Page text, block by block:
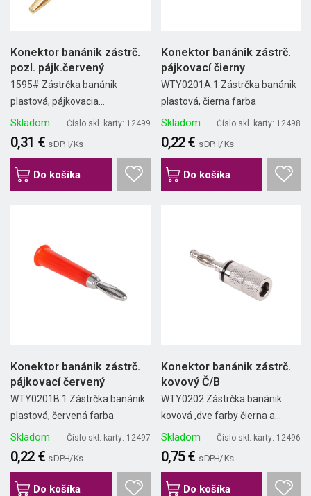
Konektor banánik zástrč.
pozl. pájk.červený
1595# Zástrčka banánik
plastová, pájkovacia...
Skladom Číslo skl. karty: 12499
0,31 € s DPH/ Ks
Do košíka
Konektor banánik zástrč.
pájkovací čierny
WTY0201A.1 Zástrčka banánik
plastová, čierna farba
Skladom Číslo skl. karty: 12498
0,22 € s DPH/ Ks
Do košíka
Konektor banánik zástrč.
pájkovací červený
WTY0201B.1 Zástrčka banánik
plastová, červená farba
Skladom Číslo skl. karty: 12497
0,22 € s DPH/ Ks
Do košíka
Konektor banánik zástrč.
kovový Č/B
WTY0202 Zástrčka banánik
kovová ,dve farby čierna a...
Skladom Číslo skl. karty: 12496
0,75 € s DPH/ Ks
Do košíka